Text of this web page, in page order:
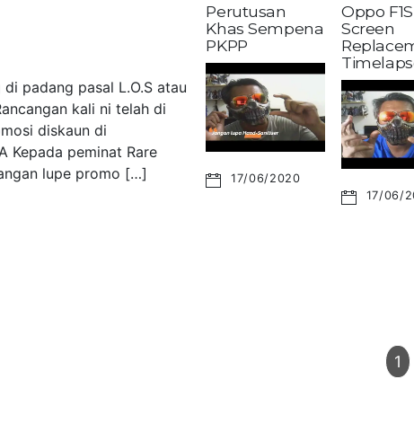
padang pasal L.O.S atau
kali ni telah di
diskaun di
Kepada peminat Rare
lupe promo […]
Perutusan
Khas Sempena
PKPP
17/06/2020
Oppo F1S
Screen
17/06/
1